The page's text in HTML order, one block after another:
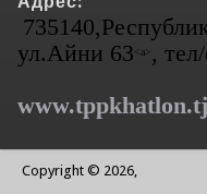
ул.Айни 63<а>,
E-
www.tppkhatlon.tj
Copyright © 2026,